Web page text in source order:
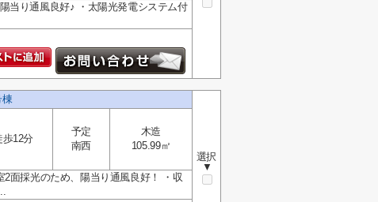
当り通風良好♪ ・太陽光発電システム付
選択
▼
歩12分
予定
南西
木造
105.99㎡
面採光のため、陽当り通風良好！ ・収